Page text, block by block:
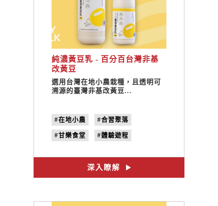
純濃黃豆乳 - 百分百台灣非基
改黃豆
選用台灣在地小農栽種，且透明可
溯源的臺灣非基改黃豆...
#在地小農 #合習聚落
#甘樂食堂 #體驗遊程
#100%國產大豆
深入瞭解